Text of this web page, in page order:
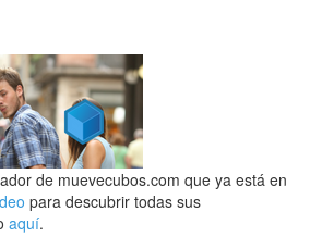
de muevecubos.com que ya está en
para descubrir todas sus
aquí.